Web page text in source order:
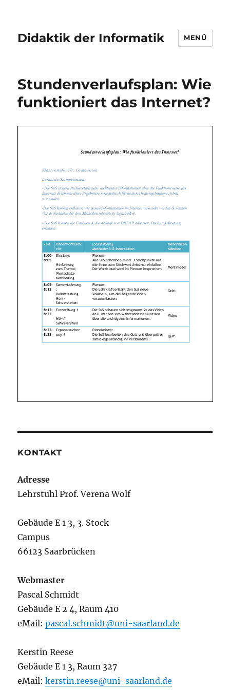
Didaktik der Informatik MENÜ
Stundenverlaufsplan: Wie
funktioniert das Internet?
KONTAKT
Adresse
Lehrstuhl Prof. Verena Wolf
Gebäude E 1 3, 3. Stock
Campus
66123 Saarbrücken
Webmaster
Pascal Schmidt
Gebäude E 2 4, Raum 410
eMail:pascal.schmidt@uni-saarland.de
Kerstin Reese
Gebäude E 1 3, Raum 327
eMail:kerstin.reese@uni-saarland.de